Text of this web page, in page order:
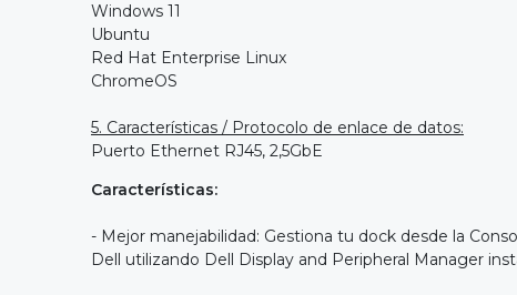
Windows 11
Ubuntu
Red Hat Enterprise Linux
ChromeOS
5. Características / Protocolo de enlace de datos:
Puerto Ethernet RJ45, 2,5GbE
Características:
- Mejor manejabilidad: Gestiona tu dock desde la
Dell utilizando Dell Display and Peripheral Manager